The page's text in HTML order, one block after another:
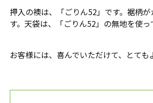
押入の襖は、「ごりん52」です。裾柄
す。天袋は、「ごりん52」の無地を使っ
お客様には、喜んでいただけて、とても